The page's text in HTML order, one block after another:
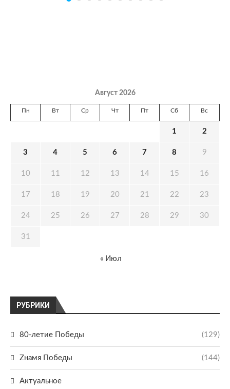
РУБРИКИ
80-летие Победы (129)
Zнамя Победы (144)
Актуальное
Август 2026
Пн Вт Ср Чт Пт Сб Вс
1 2
3 4 5 6 7 8 9
10 11 12 13 14 15 16
17 18 19 20 21 22 23
24 25 26 27 28 29 30
31
« Июл